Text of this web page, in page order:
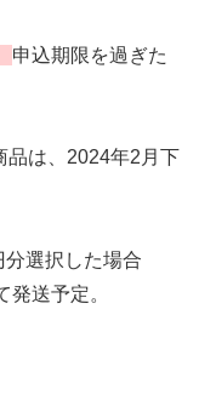
申込期限を過ぎた
品は、2024年2月下
分選択した場合
送予定。